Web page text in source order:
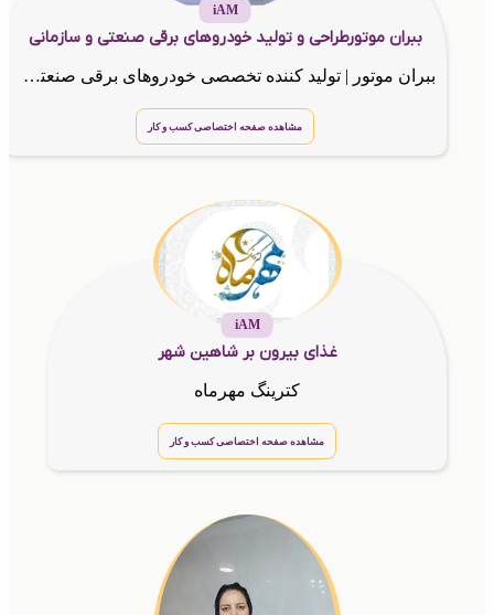
iAM
ببران موتورطراحی و تولید خودروهای برقی صنعتی و سازمانی
ببران موتور | تولید کننده تخصصی خودروهای برقی صنعتی، کشاورزی و شهری|هلدینگ باختر
مشاهده صفحه اختصاصی کسب و کار
iAM
غذای بیرون بر شاهین شهر
کترینگ مهرماه
مشاهده صفحه اختصاصی کسب و کار